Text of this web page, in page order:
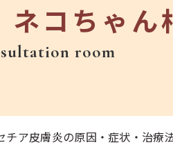
ネコちゃん
room
チア皮膚炎の原因・症状・治療